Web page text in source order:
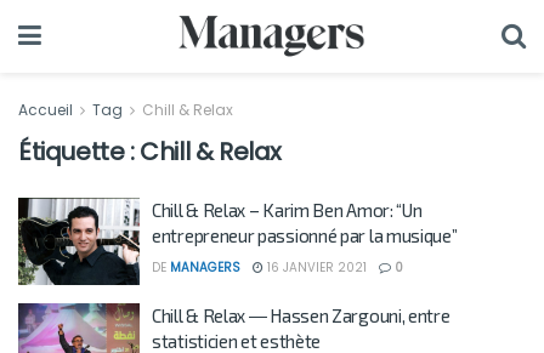
Accueil Tag Chill & Relax
Étiquette :Chill & Relax
Chill & Relax – Karim Ben Amor: “Un
entrepreneur passionné par la musique”
DE MANAGERS 16 JANVIER 2021 0
Chill & Relax ― Hassen Zargouni, entre
statisticien et esthète